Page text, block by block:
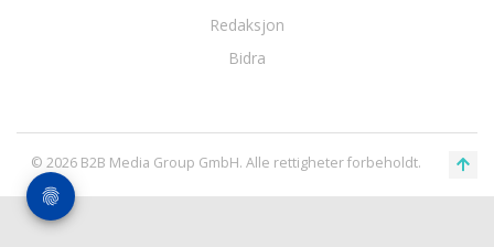
Redaksjon
Bidra
© 2026 B2B Media Group GmbH. Alle rettigheter forbeholdt.